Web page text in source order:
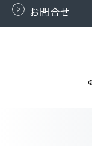
お問合せ